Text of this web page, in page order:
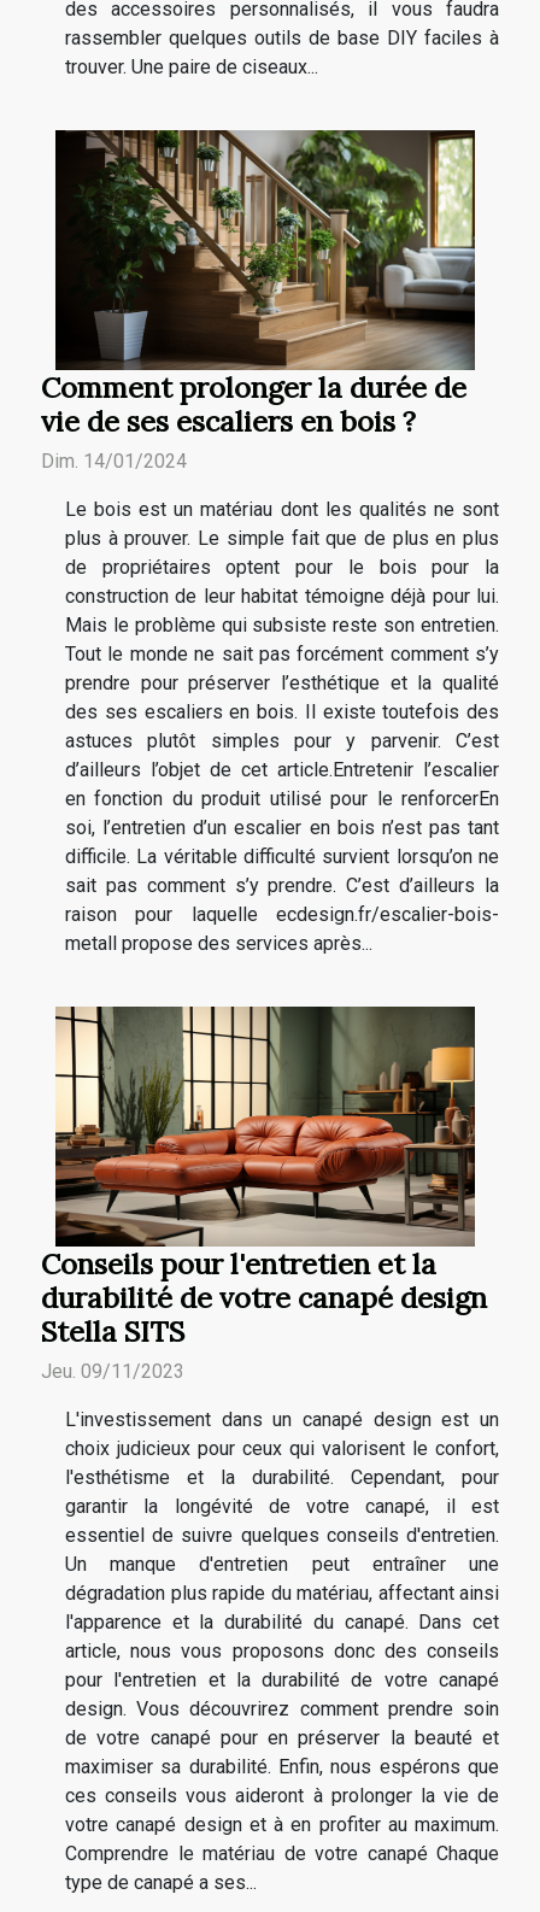
des accessoires personnalisés, il vous faudra
rassembler quelques outils de base DIY faciles à
trouver. Une paire de ciseaux...
Comment prolonger la durée de
vie de ses escaliers en bois ?
Dim. 14/01/2024
Le bois est un matériau dont les qualités ne sont
plus à prouver. Le simple fait que de plus en plus
de propriétaires optent pour le bois pour la
construction de leur habitat témoigne déjà pour lui.
Mais le problème qui subsiste reste son entretien.
Tout le monde ne sait pas forcément comment s’y
prendre pour préserver l’esthétique et la qualité
des ses escaliers en bois. Il existe toutefois des
astuces plutôt simples pour y parvenir. C’est
d’ailleurs l’objet de cet article.Entretenir l’escalier
en fonction du produit utilisé pour le renforcerEn
soi, l’entretien d’un escalier en bois n’est pas tant
difficile. La véritable difficulté survient lorsqu’on ne
sait pas comment s’y prendre. C’est d’ailleurs la
raison pour laquelle ecdesign.fr/escalier-bois-
metall propose des services après...
Conseils pour l'entretien et la
durabilité de votre canapé design
Stella SITS
Jeu. 09/11/2023
L'investissement dans un canapé design est un
choix judicieux pour ceux qui valorisent le confort,
l'esthétisme et la durabilité. Cependant, pour
garantir la longévité de votre canapé, il est
essentiel de suivre quelques conseils d'entretien.
Un manque d'entretien peut entraîner une
dégradation plus rapide du matériau, affectant ainsi
l'apparence et la durabilité du canapé. Dans cet
article, nous vous proposons donc des conseils
pour l'entretien et la durabilité de votre canapé
design. Vous découvrirez comment prendre soin
de votre canapé pour en préserver la beauté et
maximiser sa durabilité. Enfin, nous espérons que
ces conseils vous aideront à prolonger la vie de
votre canapé design et à en profiter au maximum.
Comprendre le matériau de votre canapé Chaque
type de canapé a ses...